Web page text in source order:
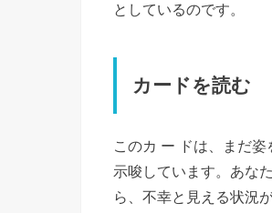
としているのです。
カードを読む
このカ ー ドは、まだ
示唆しています。あな
ら、不幸と見える状況